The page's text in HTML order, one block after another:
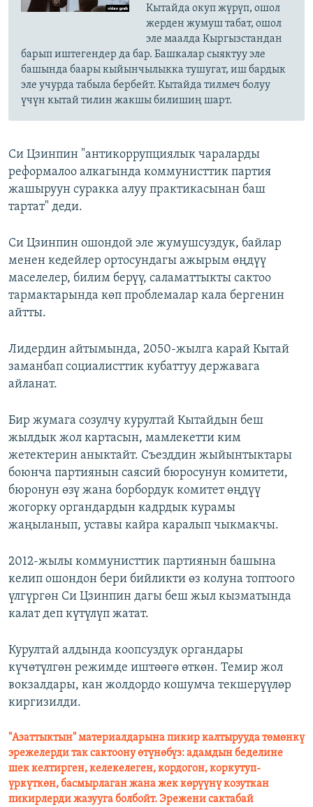
Кытайда окуп жүрүп, ошол
жерден жумуш табат, ошол
эле маалда Кыргызстандан
барып иштегендер да бар. Башкалар сыяктуу эле
башында баары кыйынчылыкка тушугат, иш бардык
эле учурда табыла бербейт. Кытайда тилмеч болуу
үчүн кытай тилин жакшы билишиң шарт.
Си Цзинпин "антикоррупциялык чараларды
реформалоо алкагында коммунисттик партия
жашыруун суракка алуу практикасынан баш
тартат" деди.
Си Цзинпин ошондой эле жумушсуздук, байлар
менен кедейлер ортосундагы ажырым өңдүү
маселелер, билим берүү, саламаттыкты сактоо
тармактарында көп проблемалар кала бергенин
айтты.
Лидердин айтымында, 2050-жылга карай Кытай
заманбап социалисттик кубаттуу державага
айланат.
Бир жумага созулчу курултай Кытайдын беш
жылдык жол картасын, мамлекетти ким
жетектерин аныктайт. Съезддин жыйынтыктары
боюнча партиянын саясий бюросунун комитети,
бюронун өзү жана борбордук комитет өңдүү
жогорку органдардын кадрдык курамы
жаңыланып, уставы кайра каралып чыкмакчы.
2012-жылы коммунисттик партиянын башына
келип ошондон бери бийликти өз колуна топтоого
үлгүргөн Си Цзинпин дагы беш жыл кызматында
калат деп күтүлүп жатат.
Курултай алдында коопсуздук органдары
күчөтүлгөн режимде иштөөгө өткөн. Темир жол
вокзалдары, кан жолдордо кошумча текшерүүлөр
киргизилди.
"Азаттыктын" материалдарына пикир калтырууда төмөнкү
эрежелерди так сактоону өтүнөбүз: адамдын беделине
шек келтирген, келекелеген, кордогон, коркутуп-
үркүткөн, басмырлаган жана жек көрүүнү козуткан
пикирлерди жазууга болбойт. Эрежени сактабай